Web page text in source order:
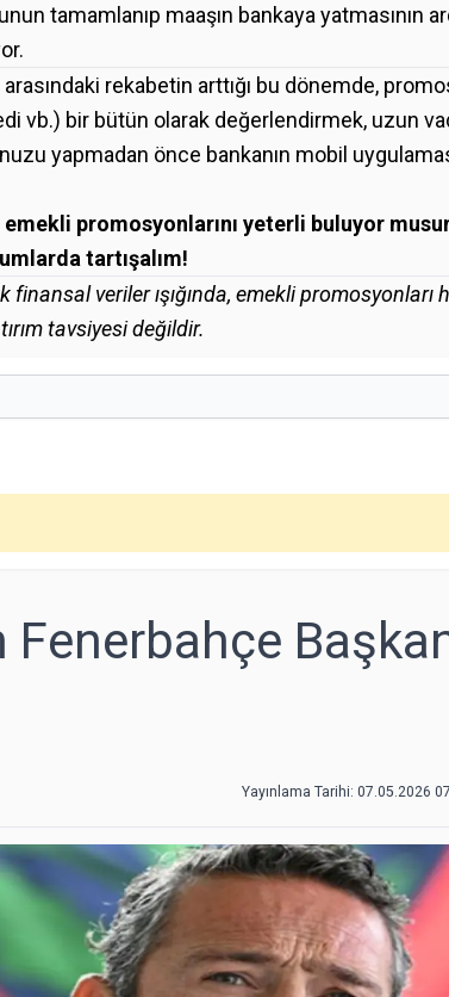
tamamlanıp maaşın bankaya yatmasının
arasındaki rekabetin arttığı bu dönemde,
vb.) bir bütün olarak değerlendirmek, uzun
yapmadan önce bankanın mobil
emekli promosyonlarını yeterli buluyor
tartışalım!
finansal veriler ışığında, emekli promosyonları
tavsiyesi değildir.
Yayınlama Tarihi: 07.05.2026